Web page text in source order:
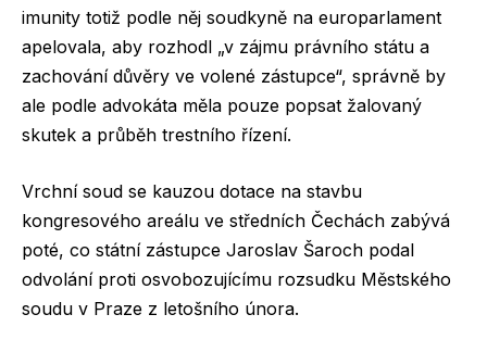
imunity totiž podle něj soudkyně na europarlament
apelovala, aby rozhodl „v zájmu právního státu a
zachování důvěry ve volené zástupce“, správně by
ale podle advokáta měla pouze popsat žalovaný
skutek a průběh trestního řízení.
Vrchní soud se kauzou dotace na stavbu
kongresového areálu ve středních Čechách zabývá
poté, co státní zástupce Jaroslav Šaroch podal
odvolání proti osvobozujícímu rozsudku Městského
soudu v Praze z letošního února.